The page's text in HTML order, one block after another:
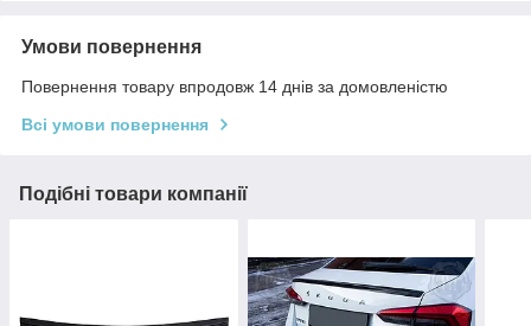
Умови повернення
Повернення товару впродовж 14 днів за домовленістю
Всі умови повернення
Подібні товари компанії